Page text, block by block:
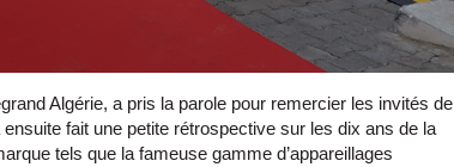
Algérie, a pris la parole pour remercier les invités de
fait une petite rétrospective sur les dix ans de la
tels que la fameuse gamme d’appareillages